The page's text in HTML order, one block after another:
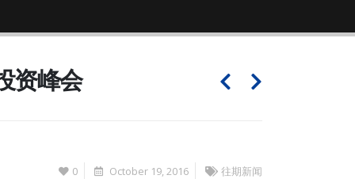
资峰会
0 October 19, 2016 往期新闻